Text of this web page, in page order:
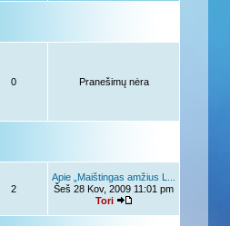
0 Pranešimų nėra
2
Apie „Maištingas amžius L...
Šeš 28 Kov, 2009 11:01 pm
Tori